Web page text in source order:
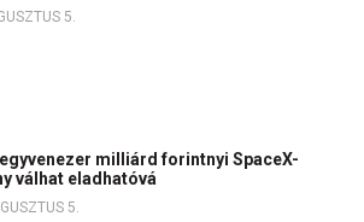
5.
milliárd forintnyi SpaceX-
válhat eladhatóvá
5.